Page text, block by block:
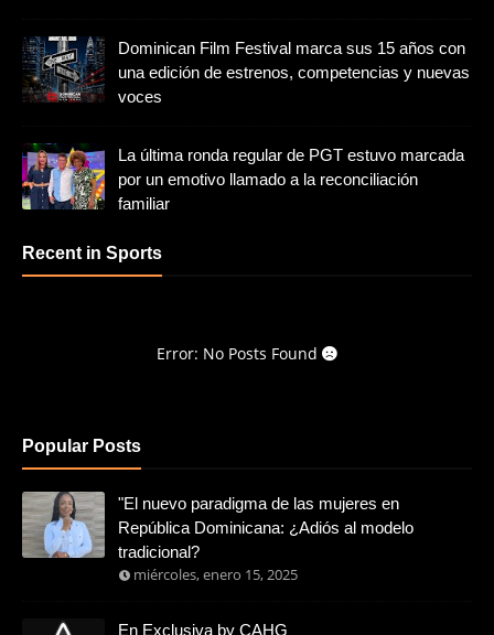
Dominican Film Festival marca sus 15 años con
una edición de estrenos, competencias y nuevas
voces
La última ronda regular de PGT estuvo marcada
por un emotivo llamado a la reconciliación
familiar
Recent in Sports
Error: No Posts Found
Popular Posts
"El nuevo paradigma de las mujeres en
República Dominicana: ¿Adiós al modelo
tradicional?
miércoles, enero 15, 2025
En Exclusiva by CAHG